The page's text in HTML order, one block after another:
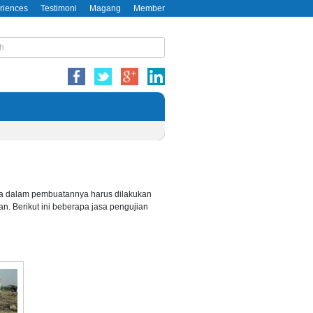
Testimoni Magang Member
dalam pembuatannya harus dilakukan
Berikut ini beberapa jasa pengujian